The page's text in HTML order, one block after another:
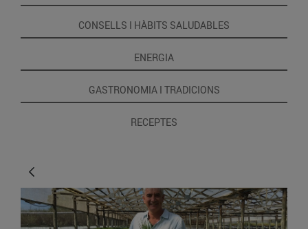
CONSELLS I HÀBITS SALUDABLES
ENERGIA
GASTRONOMIA I TRADICIONS
RECEPTES